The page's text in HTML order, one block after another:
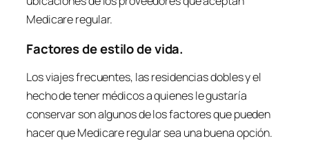
Medicare regular.
Factores de estilo de vida.
Los viajes frecuentes, las residencias dobles y el
hecho de tener médicos a quienes le gustaría
conservar son algunos de los factores que pueden
hacer que Medicare regular sea una buena opción.